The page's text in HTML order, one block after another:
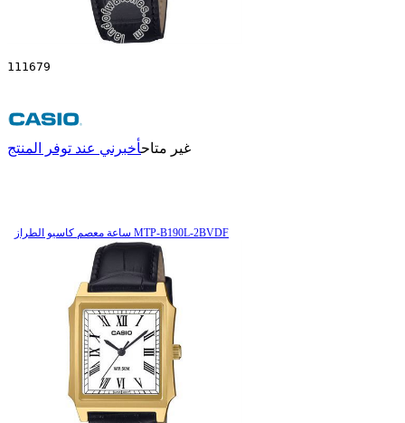
111679
غير متاحأخبرني عند توفر المنتج
ساعة معصم کاسیو الطراز MTP-B190L-2BVDF